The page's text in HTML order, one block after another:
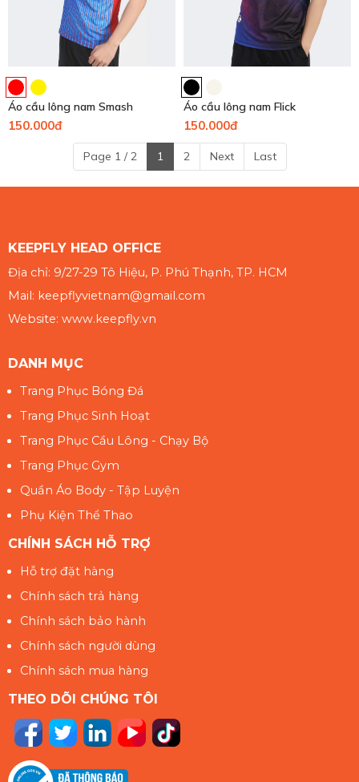
Áo cầu lông nam Smash
150.000đ
Áo cầu lông nam Flick
150.000đ
Page 1 / 2 1 2 Next Last
KEEPFLY HEAD OFFICE
Địa chỉ: 9/27-29 Tô Hiệu, P. Phú Thạnh, TP. HCM
Mail: keepflyvietnam@gmail.com
Website: www.keepfly.vn
DANH MỤC
Trang Phục Bóng Đá
Trang Phục Sinh Hoạt
Trang Phục Cầu Lông - Chạy Bộ
Trang Phục Gym
Quần Áo Body - Tập Luyện
Phụ Kiện Thể Thao
CHÍNH SÁCH HỖ TRỢ
Hỗ trợ đặt hàng
Chính sách trả hàng
Chính sách bảo hành
Chính sách người dùng
Chính sách mua hàng
THEO DÕI CHÚNG TÔI